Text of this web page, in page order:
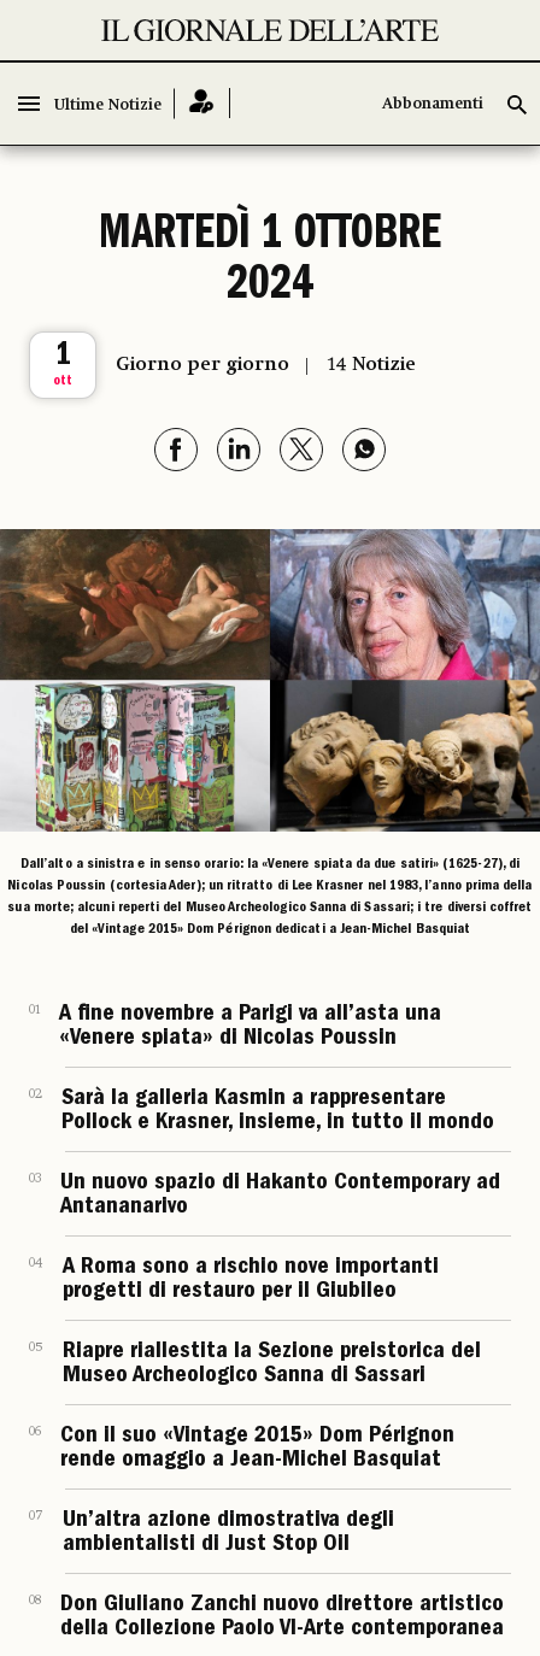
Ultime Notizie Abbonamenti
Ultime Notizie Abbonamenti
MARTEDÌ 1 OTTOBRE
2024
1
ott
Giorno per giorno 14 Notizie
Dall’alto a sinistra e in senso orario: la «Venere spiata da due satiri» (1625-27), di
Nicolas Poussin (cortesia Ader); un ritratto di Lee Krasner nel 1983, l’anno prima della
sua morte; alcuni reperti del Museo Archeologico Sanna di Sassari; i tre diversi coffret
del «Vintage 2015» Dom Pérignon dedicati a Jean-Michel Basquiat
01
A fine novembre a Parigi va all’asta una
«Venere spiata» di Nicolas Poussin
02
Sarà la galleria Kasmin a rappresentare
Pollock e Krasner, insieme, in tutto il mondo
03
Un nuovo spazio di Hakanto Contemporary ad
Antananarivo
04
A Roma sono a rischio nove importanti
progetti di restauro per il Giubileo
05
Riapre riallestita la Sezione preistorica del
Museo Archeologico Sanna di Sassari
06
Con il suo «Vintage 2015» Dom Pérignon
rende omaggio a Jean-Michel Basquiat
07
Un’altra azione dimostrativa degli
ambientalisti di Just Stop Oil
08
Don Giuliano Zanchi nuovo direttore artistico
della Collezione Paolo VI-Arte contemporanea